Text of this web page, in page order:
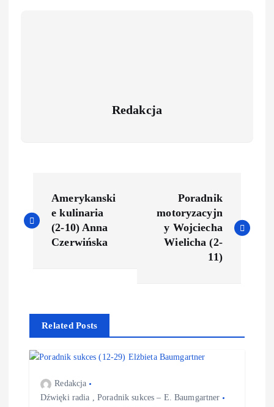
Redakcja
Amerykanski
e kulinaria
(2-10) Anna
Czerwińska
Poradnik
motoryzacyjn
y Wojciecha
Wielicha (2-
11)
Related Posts
Redakcja
Dźwięki radia ,Poradnik sukces – E. Baumgartner